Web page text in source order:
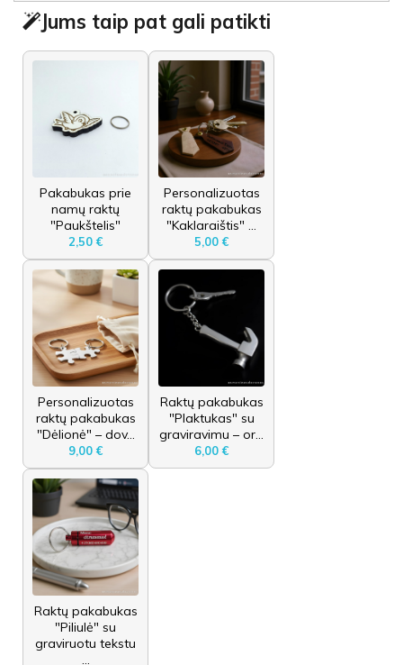
Jums taip pat gali patikti
Pakabukas prie
namų raktų
"Paukštelis"
2,50 €
Personalizuotas
raktų pakabukas
"Kaklaraištis" ...
5,00 €
Personalizuotas
raktų pakabukas
"Dėlionė" – dov...
9,00 €
Raktų pakabukas
"Plaktukas" su
graviravimu – or...
6,00 €
Raktų pakabukas
"Piliulė" su
graviruotu tekstu
...